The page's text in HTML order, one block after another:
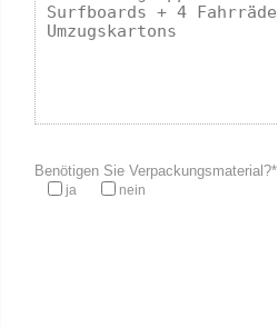
Benötigen Sie Verpackungsmaterial?*
ja nein